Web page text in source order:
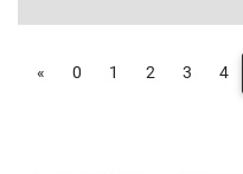
« 0 1 2 3 4